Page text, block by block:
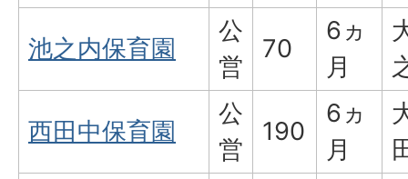
池之内保育園
公
営
70
6ヵ
月
西田中保育園
公
営
190
6ヵ
月